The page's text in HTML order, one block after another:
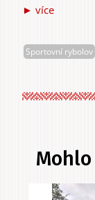
► více
Sportovní rybolov